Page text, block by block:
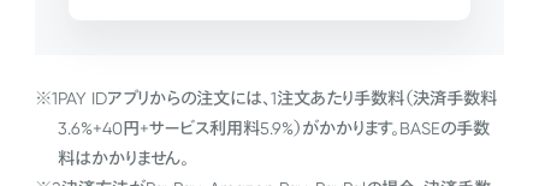
※1PAY IDアプリからの注文には、1注文あたり手数料（決済手数料
3.6%+40円+サービス利用料5.9%）がかかります。BASEの手数
料はかかりません。